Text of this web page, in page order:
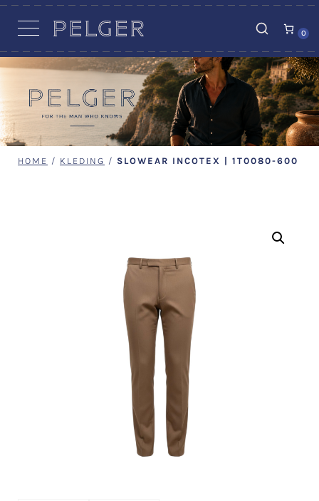
0
HOME / KLEDING / SLOWEAR INCOTEX | 1T0080-600